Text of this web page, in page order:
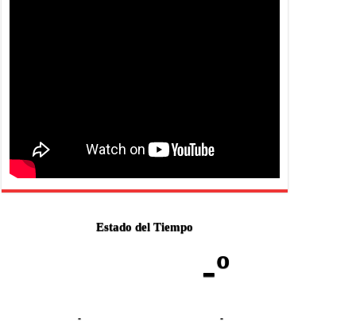
Estado del Tiempo
-º
-
-